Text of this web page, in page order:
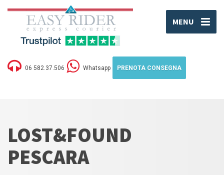
MENU
06 582.37.506 Whatsapp PRENOTA CONSEGNA
LOST&FOUND
PESCARA